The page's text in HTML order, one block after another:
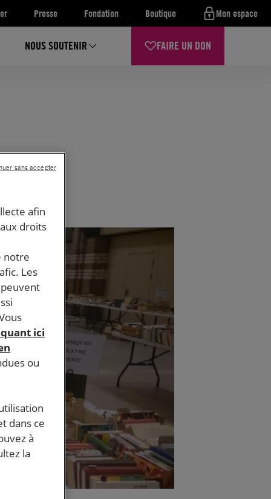
Presse Fondation Boutique Mon espace
NOUS SOUTENIR FAIRE UN DON
afin
droits
notre
Les
ici
ou
dans ce
à
la
sans accepter